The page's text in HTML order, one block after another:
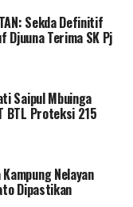
gelaran
masyarakat
berlalu lintas,
kendaraan serta
maka
motor yang
bagian
kecelakaan.
Sekda Definitif
Djuuna Terima SK Pj
Saipul Mbuinga
BTL Proteksi 215
Nelayan
Dipastikan